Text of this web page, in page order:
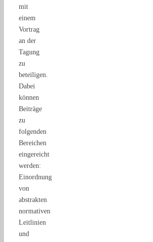
mit
einem
Vortrag
an der
Tagung
zu
beteiligen.
Dabei
können
Beiträge
zu
folgenden
Bereichen
eingereicht
werden:
Einordnung
von
abstrakten
normativen
Leitlinien
und